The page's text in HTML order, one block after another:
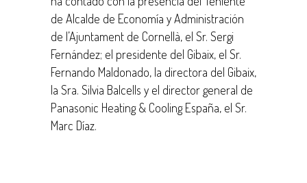
de Alcalde de Economía y Administración
de l’Ajuntament de Cornellà, el Sr. Sergi
Fernández; el presidente del Gibaix, el Sr.
Fernando Maldonado, la directora del Gibaix,
la Sra. Silvia Balcells y el director general de
Panasonic Heating & Cooling España, el Sr.
Marc Díaz.